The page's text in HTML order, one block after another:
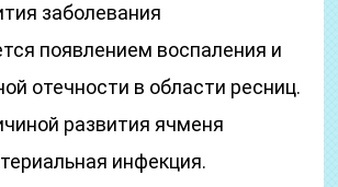
заболевания
появлением воспаления и
отечности в области ресниц.
развития ячменя
инфекция.